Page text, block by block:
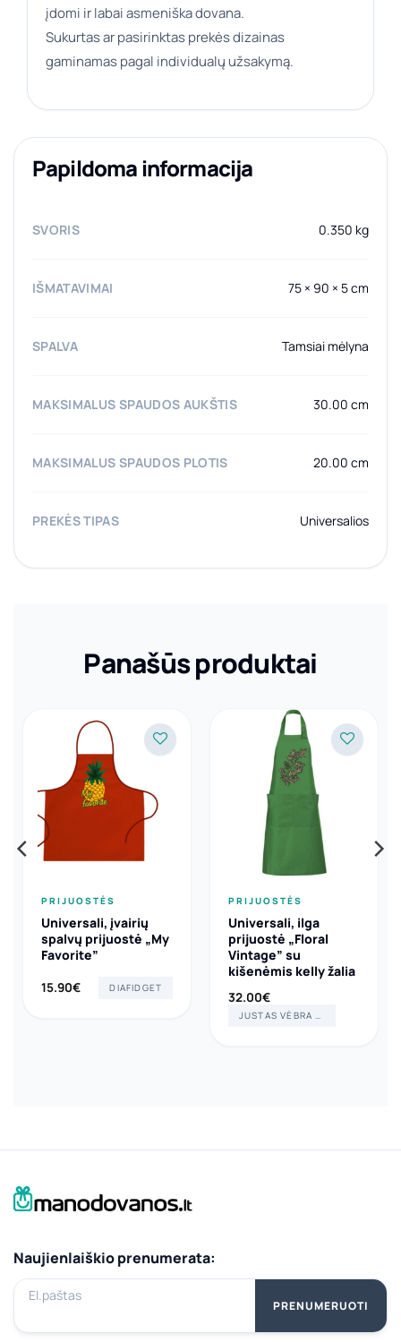
įdomi ir labai asmeniška dovana.
Sukurtas ar pasirinktas prekės dizainas
gaminamas pagal individualų užsakymą.
Papildoma informacija
SVORIS 0.350 kg
IŠMATAVIMAI 75 × 90 × 5 cm
SPALVA Tamsiai mėlyna
MAKSIMALUS SPAUDOS AUKŠTIS 30.00 cm
MAKSIMALUS SPAUDOS PLOTIS 20.00 cm
PREKĖS TIPAS Universalios
Panašūs produktai
PRIJUOSTĖS
Universali, įvairių
spalvų prijuostė „My
Favorite”
15.90€ DIAFIDGET
PRIJUOSTĖS
Universali, ilga
prijuostė „Floral
Vintage” su
kišenėmis kelly žalia
32.00€
JUSTAS VĖBRA ART
Naujienlaiškio prenumerata:
El.paštas
PRENUMERUOTI